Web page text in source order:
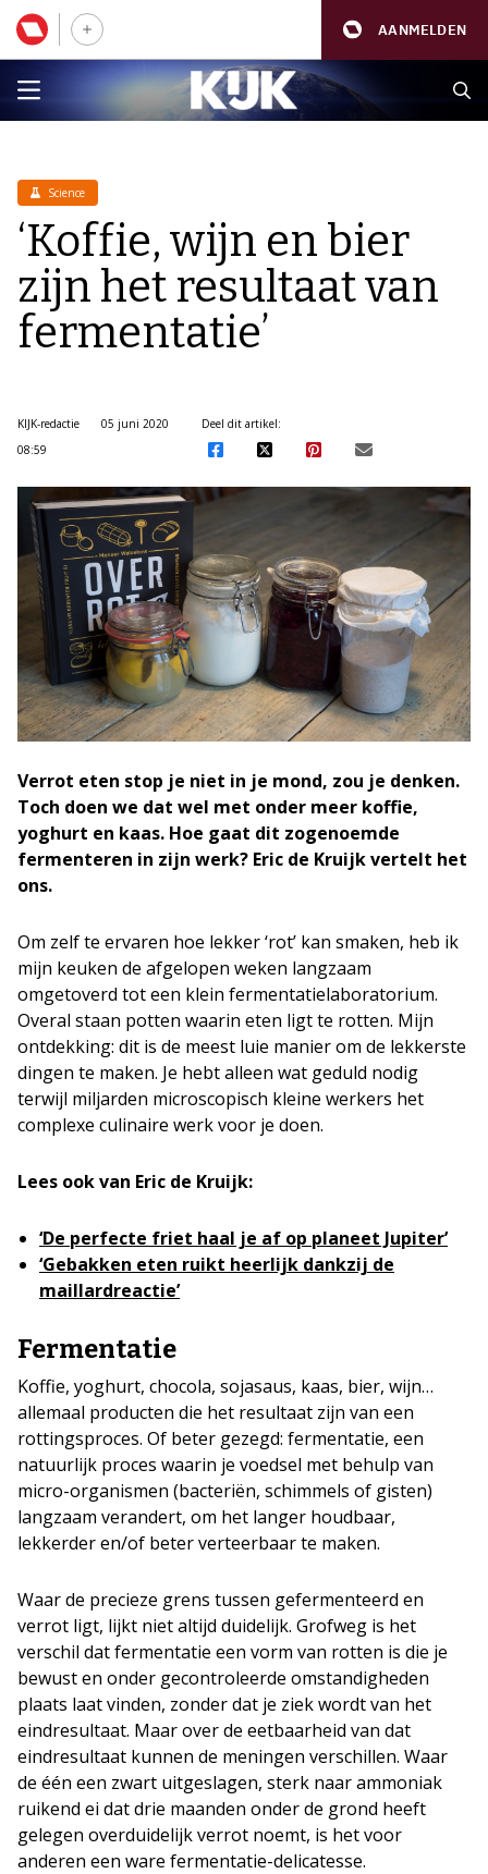
AANMELDEN
Science
‘Koffie, wijn en bier
zijn het resultaat van
fermentatie’
KIJK-redactie
05 juni 2020
08:59
Deel dit artikel:
Verrot eten stop je niet in je mond, zou je denken.
Toch doen we dat wel met onder meer koffie,
yoghurt en kaas. Hoe gaat dit zogenoemde
fermenteren in zijn werk? Eric de Kruijk vertelt het
ons.
Om zelf te ervaren hoe lekker ‘rot’ kan smaken, heb ik
mijn keuken de afgelopen weken langzaam
omgetoverd tot een klein fermentatielaboratorium.
Overal staan potten waarin eten ligt te rotten. Mijn
ontdekking: dit is de meest luie manier om de lekkerste
dingen te maken. Je hebt alleen wat geduld nodig
terwijl miljarden microscopisch kleine werkers het
complexe culinaire werk voor je doen.
Lees ook van Eric de Kruijk:
‘De perfecte friet haal je af op planeet Jupiter’
‘Gebakken eten ruikt heerlijk dankzij de
maillardreactie’
Fermentatie
Koffie, yoghurt, chocola, sojasaus, kaas, bier, wijn…
allemaal producten die het resultaat zijn van een
rottingsproces. Of beter gezegd: fermentatie, een
natuurlijk proces waarin je voedsel met behulp van
micro-organismen (bacteriën, schimmels of gisten)
langzaam verandert, om het langer houdbaar,
lekkerder en/of beter verteerbaar te maken.
Waar de precieze grens tussen gefermenteerd en
verrot ligt, lijkt niet altijd duidelijk. Grofweg is het
verschil dat fermentatie een vorm van rotten is die je
bewust en onder gecontroleerde omstandigheden
plaats laat vinden, zonder dat je ziek wordt van het
eindresultaat. Maar over de eetbaarheid van dat
eindresultaat kunnen de meningen verschillen. Waar
de één een zwart uitgeslagen, sterk naar ammoniak
ruikend ei dat drie maanden onder de grond heeft
gelegen overduidelijk verrot noemt, is het voor
anderen een ware fermentatie-delicatesse.